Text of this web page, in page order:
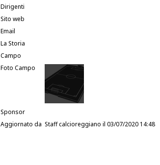
Dirigenti
Sito web
Email
La Storia
Campo
Foto Campo
Sponsor
Aggiornato da Staff calcioreggiano il 03/07/2020 14:48